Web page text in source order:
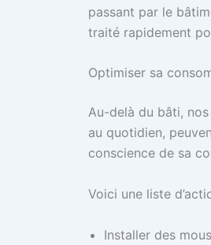
passant par le
traité rapidement
Optimiser sa
Au-delà du bâti,
au quotidien,
conscience de sa
Voici une liste
Installer des